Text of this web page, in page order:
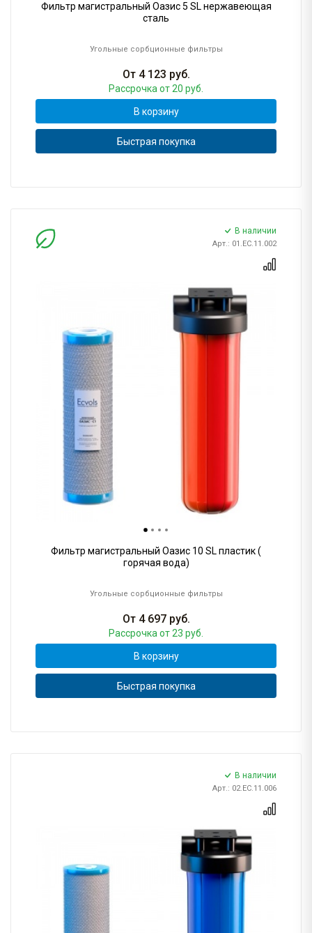
Фильтр магистральный Оазис 5 SL нержавеющая
сталь
Угольные сорбционные фильтры
От 4 123 руб.
Рассрочка от 20 руб.
В корзину
Быстрая покупка
В наличии
Арт.: 01.ЕС.11.002
Фильтр магистральный Оазис 10 SL пластик (
горячая вода)
Угольные сорбционные фильтры
От 4 697руб.
Рассрочка от 23 руб.
В корзину
Быстрая покупка
В наличии
Арт.: 02.ЕС.11.006